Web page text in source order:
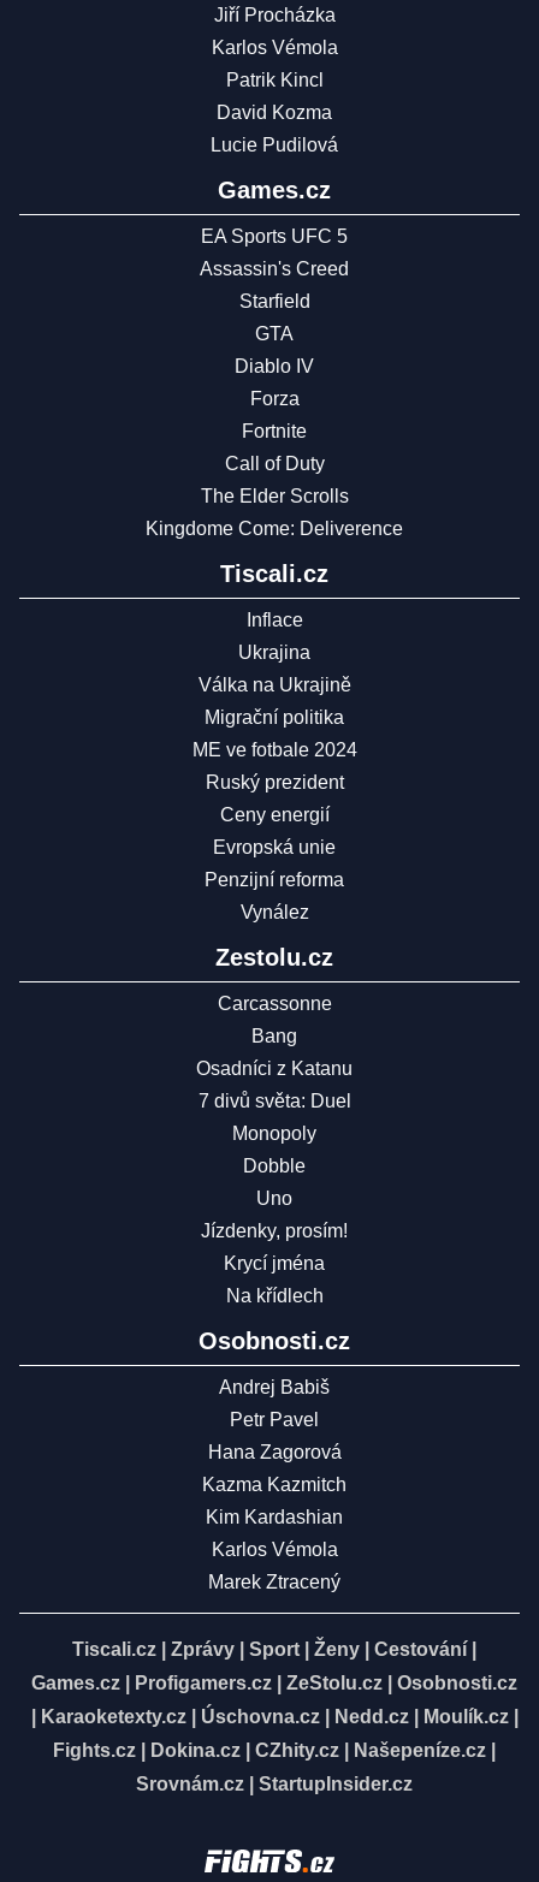
Jiří Procházka
Karlos Vémola
Patrik Kincl
David Kozma
Lucie Pudilová
Games.cz
EA Sports UFC 5
Assassin's Creed
Starfield
GTA
Diablo IV
Forza
Fortnite
Call of Duty
The Elder Scrolls
Kingdome Come: Deliverence
Tiscali.cz
Inflace
Ukrajina
Válka na Ukrajině
Migrační politika
ME ve fotbale 2024
Ruský prezident
Ceny energií
Evropská unie
Penzijní reforma
Vynález
Zestolu.cz
Carcassonne
Bang
Osadníci z Katanu
7 divů světa: Duel
Monopoly
Dobble
Uno
Jízdenky, prosím!
Krycí jména
Na křídlech
Osobnosti.cz
Andrej Babiš
Petr Pavel
Hana Zagorová
Kazma Kazmitch
Kim Kardashian
Karlos Vémola
Marek Ztracený
Tiscali.cz Zprávy Sport Ženy Cestování
Games.cz
Profigamers.cz ZeStolu.cz
Osobnosti.cz
Karaoketexty.cz| Úschovna.cz| Nedd.cz| Moulík.cz|
Fights.cz
Dokina.cz CZhity.cz Našepeníze.cz
Srovnám.cz
StartupInsider.cz